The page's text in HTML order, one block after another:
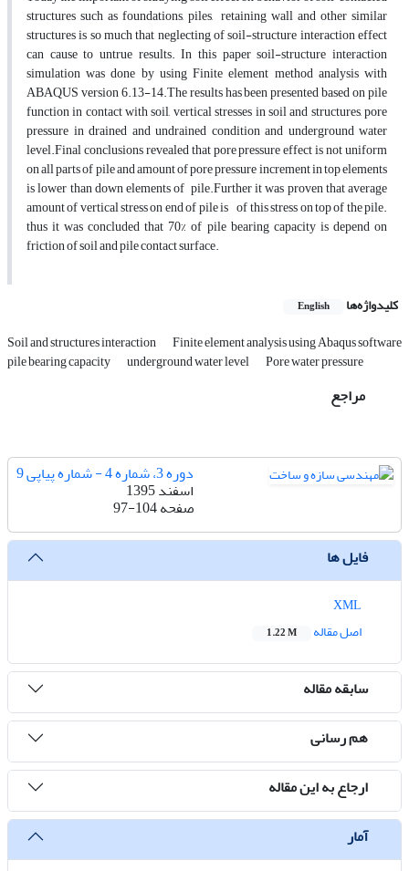
structures such as foundations, piles, retaining wall and other similar
structures is so much that neglecting of soil-structure interaction effect
can cause to untrue results. In this paper soil-structure interaction
simulation was done by using Finite element method analysis with
ABAQUS version 6.13-14.The results has been presented based on pile
function in contact with soil, vertical stresses in soil and structures, pore
pressure in drained and undrained condition and underground water
level.Final conclusions revealed that pore pressure effect is not uniform
on all parts of pile and amount of pore pressure increment in top elements
is lower than down elements of pile.Further it was proven that average
amount of vertical stress on end of pile is of this stress on top of the pile.
thus it was concluded that 70% of pile bearing capacity is depend on
friction of soil and pile contact surface.
کلیدواژه‌ها English
Soil and structures interaction Finite element analysis using Abaqus software
pile bearing capacity underground water level Pore water pressure
مراجع
دوره 3، شماره 4 - شماره پیاپی 9
اسفند 1395
صفحه97-104
فایل ها
اصل مقاله
1.22 M
سابقه مقاله
هم رسانی
ارجاع به این مقاله
آمار